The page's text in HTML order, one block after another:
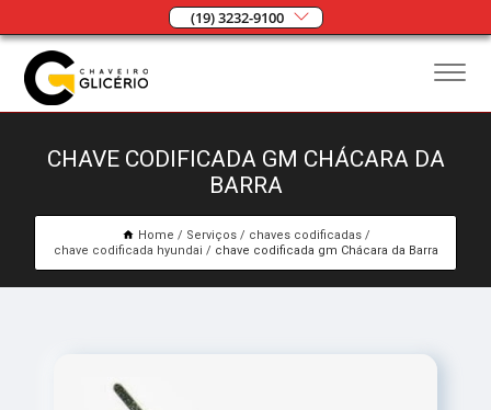
(19) 3232-9100
CHAVE CODIFICADA GM CHÁCARA DA
BARRA
Home Serviços
chaves codificadas
chave codificada hyundai
chave codificada gm Chácara da Barra